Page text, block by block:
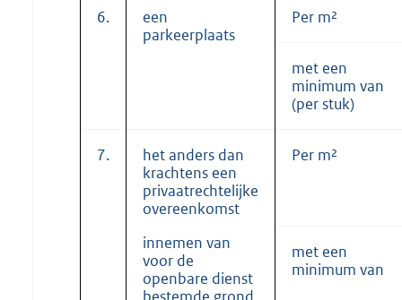
6.
een
parkeerplaats
Per m²
met een
minimum van
(per stuk)
7.
het anders dan
krachtens een
privaatrechtelijke
overeenkomst
innemen van
voor de
openbare dienst
Per m²
met een
minimum van